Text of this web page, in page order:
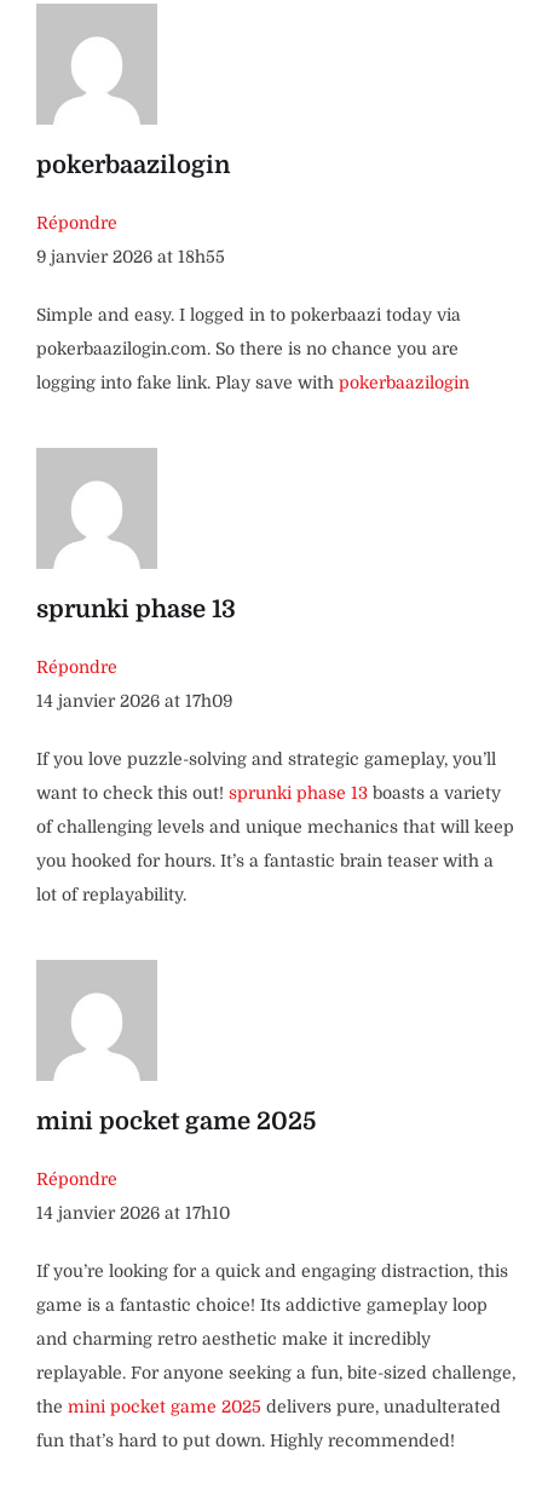
pokerbaazilogin
Répondre
9 janvier 2026 at 18h55
Simple and easy. I logged in to pokerbaazi today via
pokerbaazilogin.com. So there is no chance you are
logging into fake link. Play save with pokerbaazilogin
sprunki phase 13
Répondre
14 janvier 2026 at 17h09
If you love puzzle-solving and strategic gameplay, you’ll
want to check this out! sprunki phase 13 boasts a variety
of challenging levels and unique mechanics that will keep
you hooked for hours. It’s a fantastic brain teaser with a
lot of replayability.
mini pocket game 2025
Répondre
14 janvier 2026 at 17h10
If you’re looking for a quick and engaging distraction, this
game is a fantastic choice! Its addictive gameplay loop
and charming retro aesthetic make it incredibly
replayable. For anyone seeking a fun, bite-sized challenge,
the mini pocket game 2025 delivers pure, unadulterated
fun that’s hard to put down. Highly recommended!